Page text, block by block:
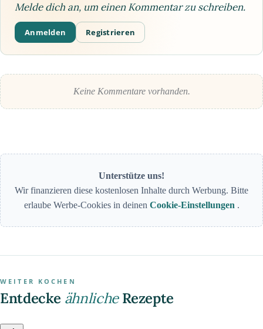
Melde dich an, um einen Kommentar zu schreiben.
Anmelden Registrieren
Keine Kommentare vorhanden.
Unterstütze uns!
Wir finanzieren diese kostenlosen Inhalte durch Werbung. Bitte
erlaube Werbe-Cookies in deinen Cookie-Einstellungen .
WEITER KOCHEN
Entdecke ähnlicheRezepte